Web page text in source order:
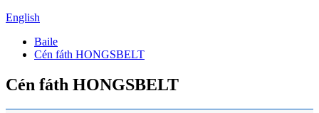
English
Baile
Cén fáth HONGSBELT
Cén fáth HONGSBELT